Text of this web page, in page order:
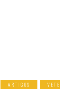
ARTIGOS